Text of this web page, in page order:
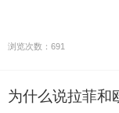
浏览次数：691
为什么说拉菲和